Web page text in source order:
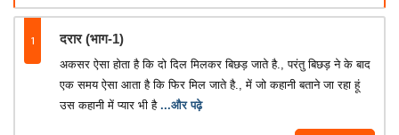
1 दरार (भाग-1)
अकसर ऐसा होता है कि दो दिल मिलकर बिछड़ जाते है., परंतु बिछड़ ने के बाद
एक समय ऐसा आता है कि फिर मिल जाते है., में जो कहानी बताने जा रहा हूं
उस कहानी में प्यार भी है ...और पढ़े